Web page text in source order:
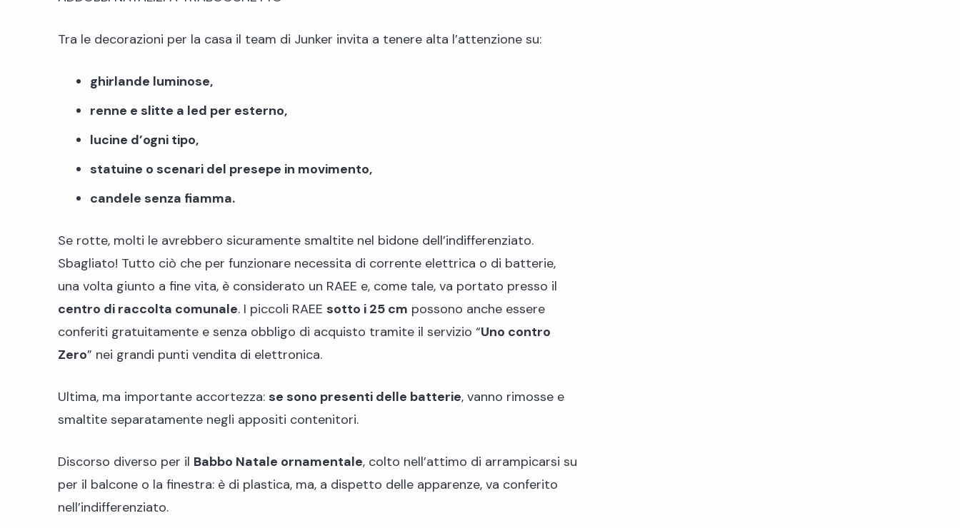
Tra le decorazioni per la casa il team di Junker invita a tenere alta l’attenzione su:
ghirlande luminose,
renne e slitte a led per esterno,
lucine d’ogni tipo,
statuine o scenari del presepe in movimento,
candele senza fiamma.
Se rotte, molti le avrebbero sicuramente smaltite nel bidone dell’indifferenziato.
Sbagliato! Tutto ciò che per funzionare necessita di corrente elettrica o di batterie,
una volta giunto a fine vita, è considerato un RAEE e, come tale, va portato presso il
centro di raccolta comunale. I piccoli RAEE sotto i 25 cm possono anche essere
conferiti gratuitamente e senza obbligo di acquisto tramite il servizio “Uno contro
Zero” nei grandi punti vendita di elettronica.
Ultima, ma importante accortezza: se sono presenti delle batterie, vanno rimosse e
smaltite separatamente negli appositi contenitori.
Discorso diverso per il Babbo Natale ornamentale, colto nell’attimo di arrampicarsi su
per il balcone o la finestra: è di plastica, ma, a dispetto delle apparenze, va conferito
nell’indifferenziato.